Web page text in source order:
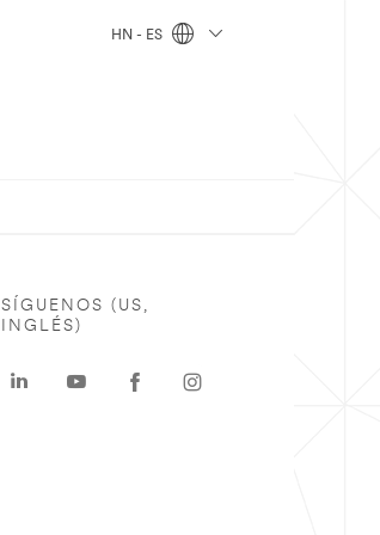
HN - ES
SÍGUENOS (US,
INGLÉS)